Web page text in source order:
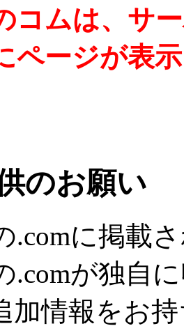
コムは、サ
ページが表
のお願い
.comに掲載
.comが独自
加情報をお